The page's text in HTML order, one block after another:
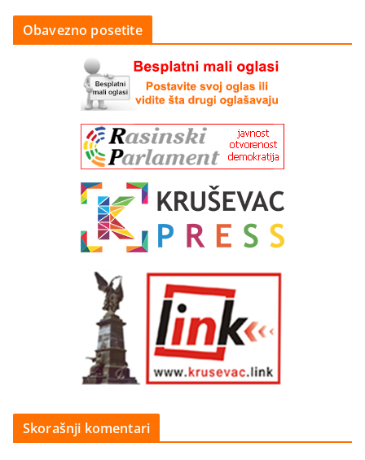
Obavezno posetite
Skorašnji komentari